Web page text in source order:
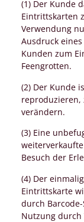
(1) Der Kunde
Eintrittskarten
Verwendung
Ausdruck
Kunden zum
Feengrotten.
(2) Der Kunde
reproduzieren,
verändern.
(3) Eine
Besuch der
(4) Der
Eintrittskarte
durch
Nutzung durch